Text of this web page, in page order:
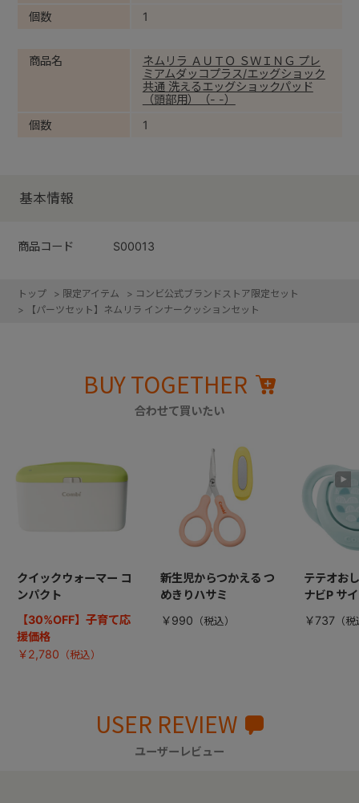
基本情報
商品コード S00013
個数
1
商品名
ネムリラ ＡＵＴＯ ＳＷＩＮＧ プレ
ミアムダッコプラス/エッグショック
共通 洗えるエッグショックパッド
（頭部用）（- -）
個数
1
トップ > 限定アイテム > コンビ公式ブランドストア限定セット
>
【パーツセット】ネムリラ インナークッションセット
BUY TOGETHER
合わせて買いたい
クイックウォーマー コ
ンパクト
【30%OFF】子育て応
援価格
￥2,780
新生児からつかえる つ
めきりハサミ
￥990
テテオお
ナビP サ
￥737
USER REVIEW
ユーザーレビュー